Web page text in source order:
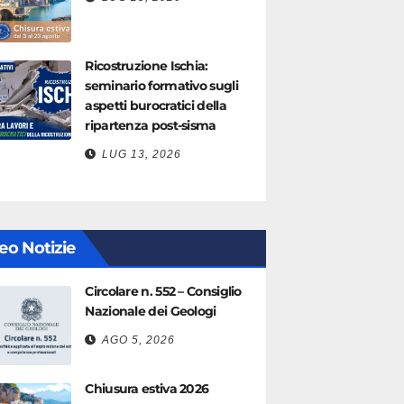
Ricostruzione Ischia:
seminario formativo sugli
aspetti burocratici della
ripartenza post-sisma
LUG 13, 2026
Notizie
Circolare n. 552 – Consiglio
Nazionale dei Geologi
AGO 5, 2026
Chiusura estiva 2026